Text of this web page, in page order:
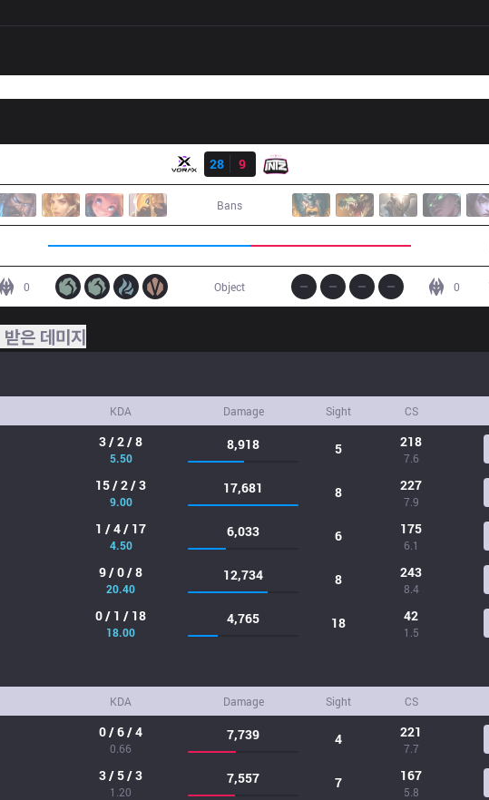
28
9
Bans
0 0
Object
받은 데미지
KDA Damage Sight CS
3 / 2 / 8
5.50
8,918 5 218
7.6
15 / 2 / 3
9.00
17,681 8 227
7.9
1 / 4 / 17
4.50
6,033 6 175
6.1
9 / 0 / 8
20.40
12,734 8 243
8.4
0 / 1 / 18
18.00
4,765 18 42
1.5
KDA Damage Sight CS
0 / 6 / 4
0.66
7,739 4 221
7.7
3 / 5 / 3
1.20
7,557 7 167
5.8